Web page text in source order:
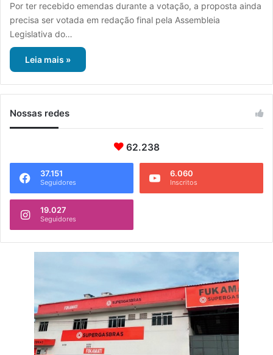
Por ter recebido emendas durante a votação, a proposta ainda
precisa ser votada em redação final pela Assembleia
Legislativa do…
Leia mais »
Nossas redes
62.238
37.151
Seguidores
6.060
Inscritos
19.027
Seguidores